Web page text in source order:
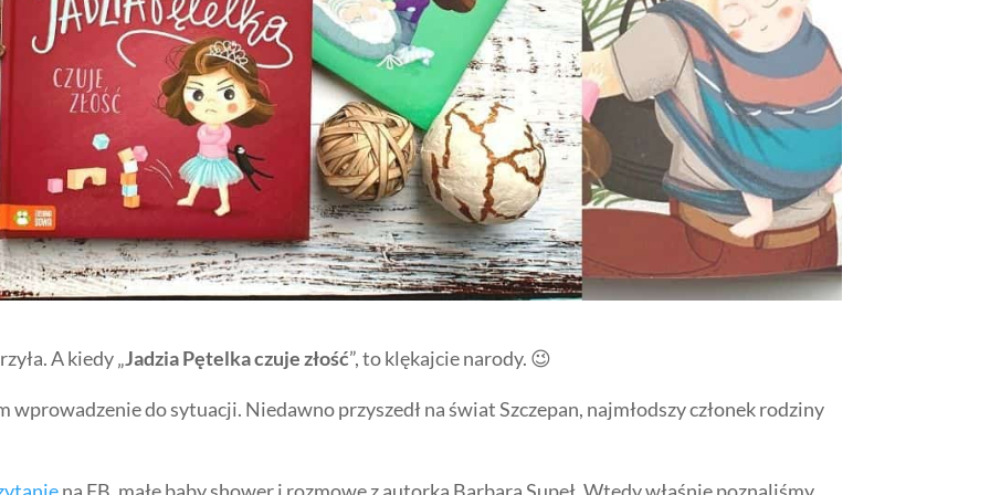
A kiedy „Jadzia Pętelka czuje złość”, to klękajcie narody. 😉
wprowadzenie do sytuacji. Niedawno przyszedł na świat Szczepan, najmłodszy członek rodziny